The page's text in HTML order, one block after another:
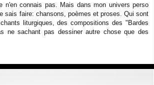
n'en connais pas. Mais dans mon univers perso
sais faire: chansons, poèmes et proses. Qui sont
liturgiques, des compositions des "Bardes
ne sachant pas dessiner autre chose que des